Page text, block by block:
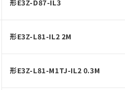
形E3Z-D87-IL3
形E3Z-L81-IL2 2M
形E3Z-L81-M1TJ-IL2 0.3M